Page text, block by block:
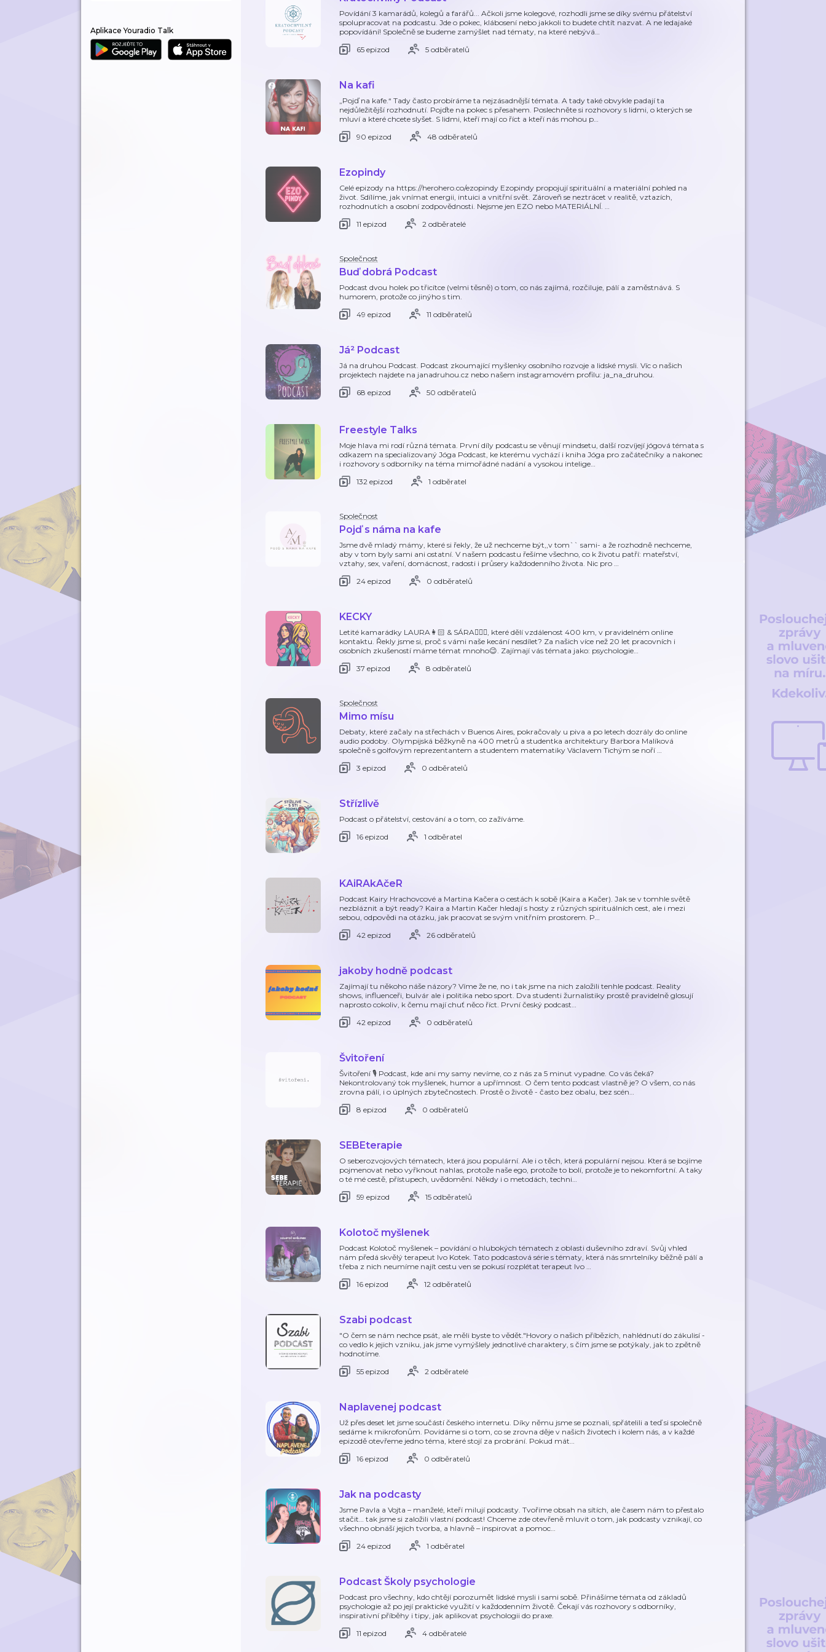
Aplikace Youradio Talk
Povídání 3 kamarádů, kolegů a farářů... Ačkoli jsme kolegové, rozhodli jsme se díky svému přátelství
spolupracovat na podcastu. Jde o pokec, klábosení nebo jakkoli to budete chtít nazvat. A ne ledajaké
popovídání! Společně se budeme zamýšlet nad tématy, na které nebývá…
65 epizod
5 odběratelů
Na kafi
„Pojď na kafe.“ Tady často probíráme ta nejzásadnější témata. A tady také obvykle padají ta
nejdůležitější rozhodnutí. Pojďte na pokec s přesahem. Poslechněte si rozhovory s lidmi, o kterých se
mluví a které chcete slyšet. S lidmi, kteří mají co říct a kteří nás mohou p…
90 epizod
48 odběratelů
Ezopindy
Celé epizody na https://herohero.co/ezopindy Ezopindy propojují spirituální a materiální pohled na
život. Sdílíme, jak vnímat energii, intuici a vnitřní svět. Zároveň se neztrácet v realitě, vztazích,
rozhodnutích a osobní zodpovědnosti. Nejsme jen EZO nebo MATERIÁLNÍ. …
11 epizod
2 odběratelé
Společnost
Buď dobrá Podcast
Podcast dvou holek po třicítce (velmi těsně) o tom, co nás zajímá, rozčiluje, pálí a zaměstnává. S
humorem, protože co jinýho s tim.
49 epizod
11 odběratelů
Já² Podcast
Já na druhou Podcast. Podcast zkoumající myšlenky osobního rozvoje a lidské mysli. Víc o našich
projektech najdete na janadruhou.cz nebo našem instagramovém profilu: ja_na_druhou.
68 epizod
50 odběratelů
Freestyle Talks
Moje hlava mi rodí různá témata. První díly podcastu se věnují mindsetu, další rozvíjejí jógová témata s
odkazem na specializovaný Jóga Podcast, ke kterému vychází i kniha Jóga pro začátečníky a nakonec
i rozhovory s odborníky na téma mimořádné nadání a vysokou intelige…
132 epizod
1 odběratel
Společnost
Pojď s náma na kafe
Jsme dvě mladý mámy, které si řekly, že už nechceme být,,v tom`` sami- a že rozhodně nechceme,
aby v tom byly sami ani ostatní. V našem podcastu řešíme všechno, co k životu patří: mateřství,
vztahy, sex, vaření, domácnost, radosti i průsery každodenního života. Nic pro …
24 epizod
0 odběratelů
KECKY
Letité kamarádky LAURA👩🏻 & SÁRA👱🏻‍♀️, které dělí vzdálenost 400 km, v pravidelném online
kontaktu. Řekly jsme si, proč s vámi naše kecání nesdílet? Za našich více než 20 let pracovních i
osobních zkušeností máme témat mnoho😉. Zajímají vás témata jako: psychologie…
37 epizod
8 odběratelů
Společnost
Mimo mísu
Debaty, které začaly na střechách v Buenos Aires, pokračovaly u piva a po letech dozrály do online
audio podoby. Olympijská běžkyně na 400 metrů a studentka architektury Barbora Malíková
společně s golfovým reprezentantem a studentem matematiky Václavem Tichým se noří …
3 epizod
0 odběratelů
Střízlivě
Podcast o přátelství, cestování a o tom, co zažíváme.
16 epizod
1 odběratel
KAiRAkAčeR
Podcast Kairy Hrachovcové a Martina Kačera o cestách k sobě (Kaira a Kačer). Jak se v tomhle světě
nezbláznit a být ready? Kaira a Martin Kačer hledají s hosty z různých spirituálních cest, ale i mezi
sebou, odpovědi na otázku, jak pracovat se svým vnitřním prostorem. P…
42 epizod
26 odběratelů
jakoby hodně podcast
Zajímají tu někoho náše názory? Víme že ne, no i tak jsme na nich založili tenhle podcast. Reality
shows, influenceři, bulvár ale i politika nebo sport. Dva studenti žurnalistiky prostě pravidelně glosují
naprosto cokoliv, k čemu mají chuť něco říct. První český podcast…
42 epizod
0 odběratelů
Švitoření
Švitoření 🎙️ Podcast, kde ani my samy nevíme, co z nás za 5 minut vypadne. Co vás čeká?
Nekontrolovaný tok myšlenek, humor a upřímnost. O čem tento podcast vlastně je? O všem, co nás
zrovna pálí, i o úplných zbytečnostech. Prostě o životě - často bez obalu, bez scén…
8 epizod
0 odběratelů
SEBEterapie
O seberozvojových tématech, která jsou populární. Ale i o těch, která populární nejsou. Která se bojíme
pojmenovat nebo vyřknout nahlas, protože naše ego, protože to bolí, protože je to nekomfortní. A taky
o té mé cestě, přístupech, uvědomění. Někdy i o metodách, techni…
59 epizod
15 odběratelů
Kolotoč myšlenek
Podcast Kolotoč myšlenek – povídání o hlubokých tématech z oblasti duševního zdraví. Svůj vhled
nám předá skvělý terapeut Ivo Kotek. Tato podcastová série s tématy, která nás smrtelníky běžně pálí a
třeba z nich neumíme najít cestu ven se pokusí rozplétat terapeut Ivo …
16 epizod
12 odběratelů
Szabi podcast
"O čem se nám nechce psát, ale měli byste to vědět."Hovory o našich příbězích, nahlédnutí do zákulisí -
co vedlo k jejich vzniku, jak jsme vymýšlely jednotlivé charaktery, s čím jsme se potýkaly, jak to zpětně
hodnotíme.
55 epizod
2 odběratelé
Naplavenej podcast
Už přes deset let jsme součástí českého internetu. Díky němu jsme se poznali, spřátelili a teď si společně
sedáme k mikrofonům. Povídáme si o tom, co se zrovna děje v našich životech i kolem nás, a v každé
epizodě otevřeme jedno téma, které stojí za probrání. Pokud mát…
16 epizod
0 odběratelů
Jak na podcasty
Jsme Pavla a Vojta – manželé, kteří milují podcasty. Tvoříme obsah na sítích, ale časem nám to přestalo
stačit… tak jsme si založili vlastní podcast! Chceme zde otevřeně mluvit o tom, jak podcasty vznikají, co
všechno obnáší jejich tvorba, a hlavně – inspirovat a pomoc…
24 epizod
1 odběratel
Podcast Školy psychologie
Podcast pro všechny, kdo chtějí porozumět lidské mysli i sami sobě. Přinášíme témata od základů
psychologie až po její praktické využití v každodenním životě. Čekají vás rozhovory s odborníky,
inspirativní příběhy i tipy, jak aplikovat psychologii do praxe.
11 epizod
4 odběratelé